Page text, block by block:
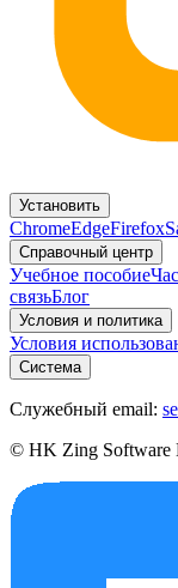
Установить
ChromeEdgeFirefox
Справочный центр
Учебное пособие
связьБлог
Условия и политика
Условия
Система
Служебный email:
© HK Zing Software